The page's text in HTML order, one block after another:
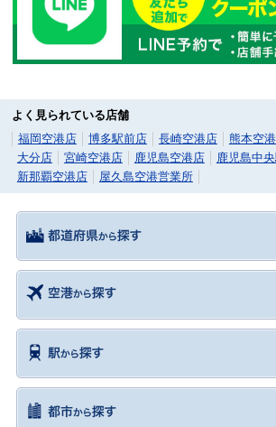
よく見られている店舗
福岡空港店
博多駅前店 長崎空港店 熊本空
大分店
宮崎空港店 鹿児島空港店
鹿児島中
新那覇空港店
屋久島空港営業所